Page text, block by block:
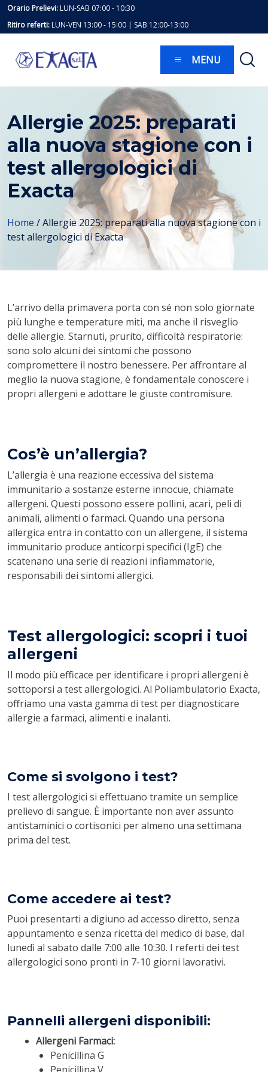
Skip
to
content
Orario Prelievi: LUN-SAB 07:00 - 10:30
Ritiro referti: LUN-VEN 13:00 - 15:00 | SAB 12:00-13:00
MENU
Allergie 2025: preparati
alla nuova stagione con i
test allergologici di
Exacta
Home /Allergie 2025: preparati alla nuova stagione con i
test allergologici di Exacta
L’arrivo della primavera porta con sé non solo giornate
più lunghe e temperature miti, ma anche il risveglio
delle allergie. Starnuti, prurito, difficoltà respiratorie:
sono solo alcuni dei sintomi che possono
compromettere il nostro benessere. Per affrontare al
meglio la nuova stagione, è fondamentale conoscere i
propri allergeni e adottare le giuste contromisure.
Cos’è un’allergia?
L’allergia è una reazione eccessiva del sistema
immunitario a sostanze esterne innocue, chiamate
allergeni. Questi possono essere pollini, acari, peli di
animali, alimenti o farmaci. Quando una persona
allergica entra in contatto con un allergene, il sistema
immunitario produce anticorpi specifici (IgE) che
scatenano una serie di reazioni infiammatorie,
responsabili dei sintomi allergici.
Test allergologici: scopri i tuoi
allergeni
Il modo più efficace per identificare i propri allergeni è
sottoporsi a test allergologici. Al Poliambulatorio Exacta,
offriamo una vasta gamma di test per diagnosticare
allergie a farmaci, alimenti e inalanti.
Come si svolgono i test?
I test allergologici si effettuano tramite un semplice
prelievo di sangue. È importante non aver assunto
antistaminici o cortisonici per almeno una settimana
prima del test.
Come accedere ai test?
Puoi presentarti a digiuno ad accesso diretto, senza
appuntamento e senza ricetta del medico di base, dal
lunedì al sabato dalle 7:00 alle 10:30. I referti dei test
allergologici sono pronti in 7-10 giorni lavorativi.
Pannelli allergeni disponibili:
Allergeni Farmaci:
Penicillina G